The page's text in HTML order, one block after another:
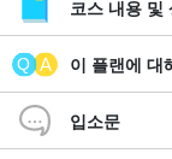
맹그
세계자연유산 이리
노클링을 선택해 즐
이시가키섬에서 당
코스 내용 및
이 플랜에 대
입소문